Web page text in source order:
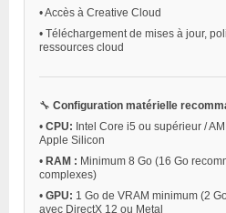
•Accès à Creative Cloud
• Téléchargement de mises à jour,
ressources cloud
🔧 Configuration matérielle
• CPU: Intel Core i5 ou supérieur /
Apple Silicon
• RAM : Minimum 8 Go (16 Go
complexes)
• GPU: 1 Go de VRAM minimum (2
avec DirectX 12 ou Metal